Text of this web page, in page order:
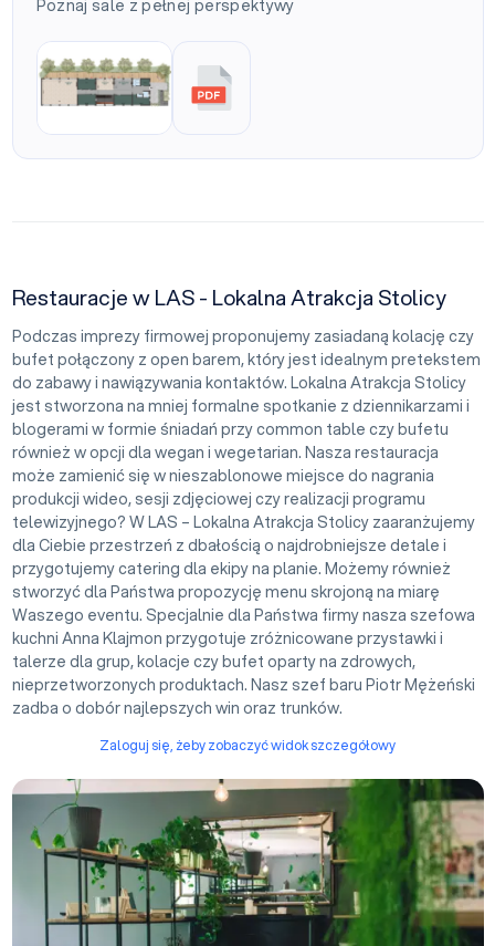
Poznaj sale z pełnej perspektywy
Restauracje w LAS - Lokalna Atrakcja Stolicy
Podczas imprezy firmowej proponujemy zasiadaną kolację czy
bufet połączony z open barem, który jest idealnym pretekstem
do zabawy i nawiązywania kontaktów. Lokalna Atrakcja Stolicy
jest stworzona na mniej formalne spotkanie z dziennikarzami i
blogerami w formie śniadań przy common table czy bufetu
również w opcji dla wegan i wegetarian. Nasza restauracja
może zamienić się w nieszablonowe miejsce do nagrania
produkcji wideo, sesji zdjęciowej czy realizacji programu
telewizyjnego? W LAS – Lokalna Atrakcja Stolicy zaaranżujemy
dla Ciebie przestrzeń z dbałością o najdrobniejsze detale i
przygotujemy catering dla ekipy na planie. Możemy również
stworzyć dla Państwa propozycję menu skrojoną na miarę
Waszego eventu. Specjalnie dla Państwa firmy nasza szefowa
kuchni Anna Klajmon przygotuje zróżnicowane przystawki i
talerze dla grup, kolacje czy bufet oparty na zdrowych,
nieprzetworzonych produktach. Nasz szef baru Piotr Mężeński
zadba o dobór najlepszych win oraz trunków.
Zaloguj się, żeby zobaczyć widok szczegółowy